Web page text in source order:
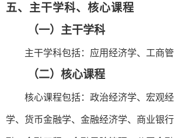
五、主干学科、核心课程
（一）主干学科
主干学科包括：应用经济学、工商
（二）核心课程
核心课程包括：政治经济学、宏观
学、货币金融学、金融经济学、商业银